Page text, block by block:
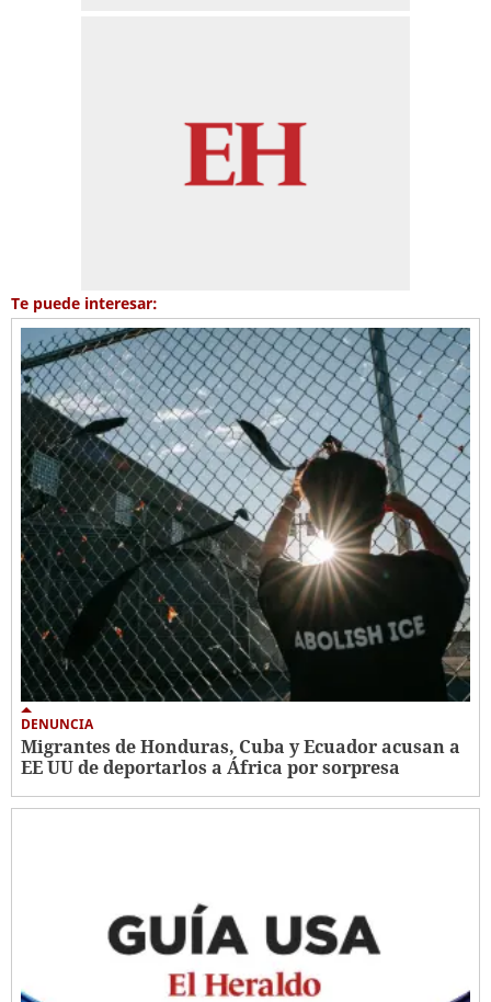
Te puede interesar:
DENUNCIA
Migrantes de Honduras, Cuba y Ecuador acusan a
EE UU de deportarlos a África por sorpresa